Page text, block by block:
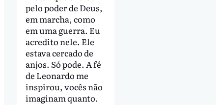
pelo poder de Deus,
em marcha, como
em uma guerra. Eu
acredito nele. Ele
estava cercado de
anjos. Só pode. A fé
de Leonardo me
inspirou, vocês não
imaginam quanto.